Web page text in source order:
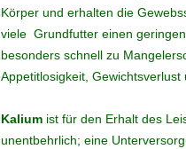
Körper und erhalten die
viele Grundfutter einen
besonders schnell zu
Appetitlosigkeit, Gewichtsverlust
Kalium ist für den Erhalt des
unentbehrlich; eine